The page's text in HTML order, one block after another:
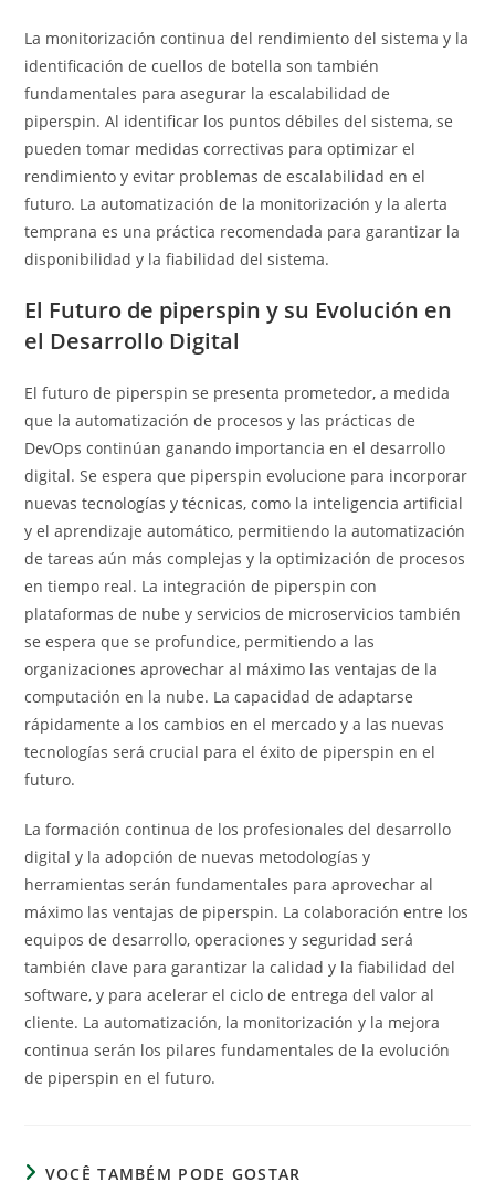
La monitorización continua del rendimiento del sistema y la
identificación de cuellos de botella son también
fundamentales para asegurar la escalabilidad de
piperspin. Al identificar los puntos débiles del sistema, se
pueden tomar medidas correctivas para optimizar el
rendimiento y evitar problemas de escalabilidad en el
futuro. La automatización de la monitorización y la alerta
temprana es una práctica recomendada para garantizar la
disponibilidad y la fiabilidad del sistema.
El Futuro de piperspin y su Evolución en
el Desarrollo Digital
El futuro de piperspin se presenta prometedor, a medida
que la automatización de procesos y las prácticas de
DevOps continúan ganando importancia en el desarrollo
digital. Se espera que piperspin evolucione para incorporar
nuevas tecnologías y técnicas, como la inteligencia artificial
y el aprendizaje automático, permitiendo la automatización
de tareas aún más complejas y la optimización de procesos
en tiempo real. La integración de piperspin con
plataformas de nube y servicios de microservicios también
se espera que se profundice, permitiendo a las
organizaciones aprovechar al máximo las ventajas de la
computación en la nube. La capacidad de adaptarse
rápidamente a los cambios en el mercado y a las nuevas
tecnologías será crucial para el éxito de piperspin en el
futuro.
La formación continua de los profesionales del desarrollo
digital y la adopción de nuevas metodologías y
herramientas serán fundamentales para aprovechar al
máximo las ventajas de piperspin. La colaboración entre los
equipos de desarrollo, operaciones y seguridad será
también clave para garantizar la calidad y la fiabilidad del
software, y para acelerar el ciclo de entrega del valor al
cliente. La automatización, la monitorización y la mejora
continua serán los pilares fundamentales de la evolución
de piperspin en el futuro.
VOCÊ TAMBÉM PODE GOSTAR